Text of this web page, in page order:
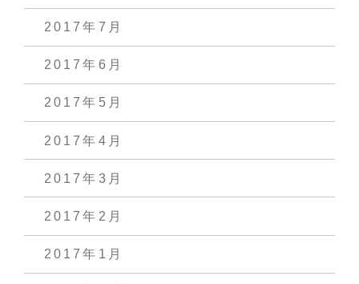
2017年7月
2017年6月
2017年5月
2017年4月
2017年3月
2017年2月
2017年1月